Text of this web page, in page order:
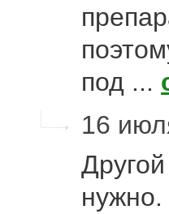
под ...
16
нужно.